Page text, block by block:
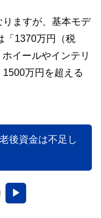
ますが、基本モデ
「1370万円（税
イールやインテリ
万円を超える
後資金は不足し
▶